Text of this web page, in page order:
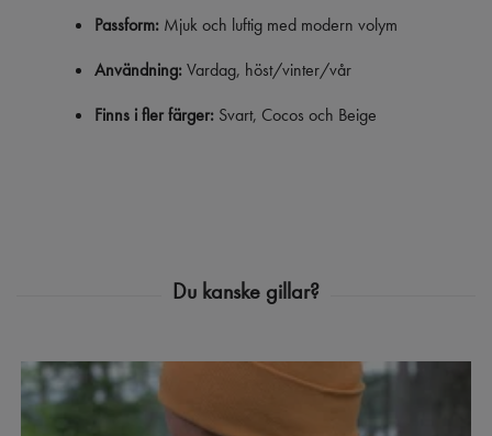
Passform: Mjuk och luftig med modern volym
Användning:Vardag, höst/vinter/vår
Finns i fler färger: Svart, Cocos och Beige